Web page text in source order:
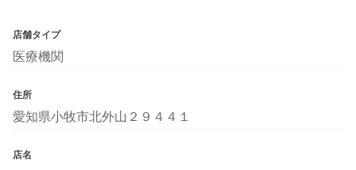
店舗タイプ
医療機関
住所
愛知県小牧市北外山２９４４１
店名